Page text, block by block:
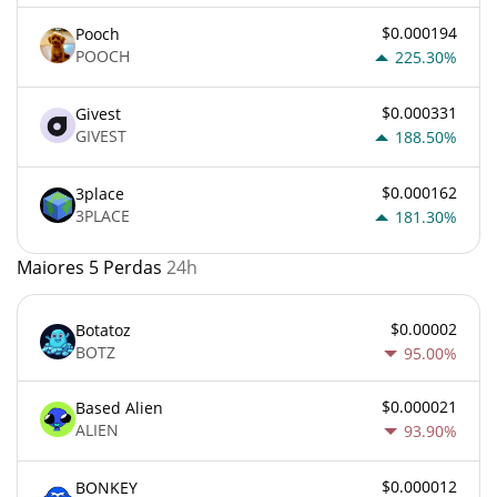
Pooch
POOCH
$0.000194
225.30%
Givest
GIVEST
$0.000331
188.50%
3place
3PLACE
$0.000162
181.30%
Maiores 5 Perdas 24h
Botatoz
BOTZ
$0.00002
95.00%
Based Alien
ALIEN
$0.000021
93.90%
BONKEY $0.000012